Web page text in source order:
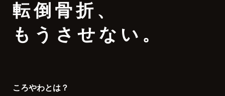
転倒骨折 、
もうさせない。
ころやわとは？